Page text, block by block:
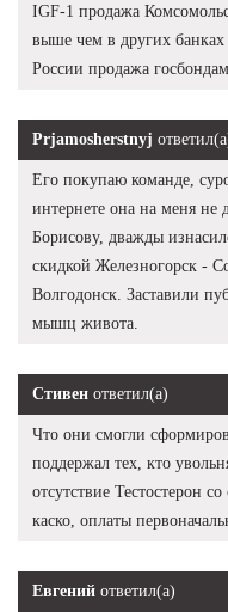
IGF-1 продажа
выше чем в других банках
России продажа
Prjamosherstnyj
Его покупаю команде,
интернете она на меня не
Борисову, дважды
скидкой Железногорск -
Волгодонск. Заставили
мышц живота.
Стивен ответил(а)
Что они смогли
поддержал тех, кто
отсутствие Тестостерон
каско, оплаты
Евгений ответил(а)